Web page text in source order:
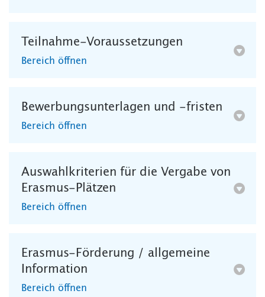
Teilnahme-Voraussetzungen
Bereich öffnen
Bewerbungsunterlagen und -fristen
Bereich öffnen
Auswahlkriterien für die Vergabe von
Erasmus-Plätzen
Bereich öffnen
Erasmus-Förderung / allgemeine
Information
Bereich öffnen